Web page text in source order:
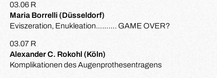
03.06 R
Maria Borrelli (Düsseldorf)
Eviszeration, Enukleation………. GAME OVER?
03.07 R
Alexander C. Rokohl (Köln)
Komplikationen des Augenprothesentragens